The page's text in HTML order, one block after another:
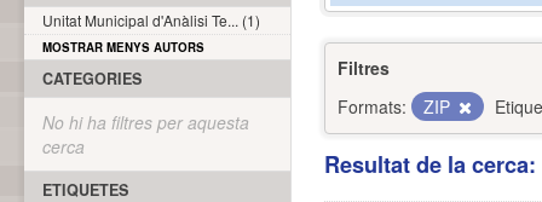
Filtres
Formats:
ZIP
Resultat de la
Unitat Municipal d'Anàlisi Te... (1)
MOSTRAR MENYS AUTORS
CATEGORIES
No hi ha filtres per aquesta
cerca
ETIQUETES